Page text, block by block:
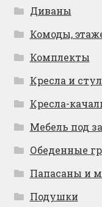
Диваны
Комоды,
Комплекты
Кресла и
Кресла-
Мебель под
Обеденные
Папасаны и
Подушки